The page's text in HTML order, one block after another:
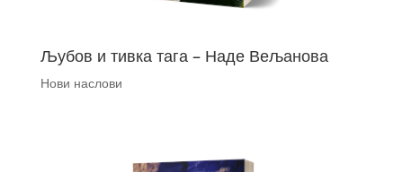
Љубов и тивка тага – Наде Вељанова
Нови наслови